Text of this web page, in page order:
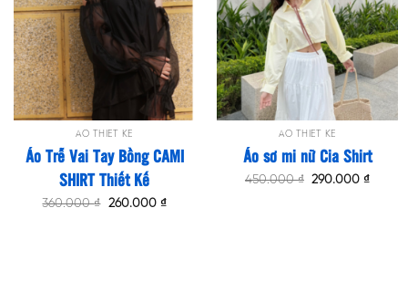
ÁO THIẾT KẾ
Áo Trễ Vai Tay Bồng CAMI
SHIRT Thiết Kế
360.000₫
Original
260.000 ₫Current
ÁO THIẾT KẾ
Áo sơ mi nữ Cia Shirt
450.000₫ Original
290.000₫